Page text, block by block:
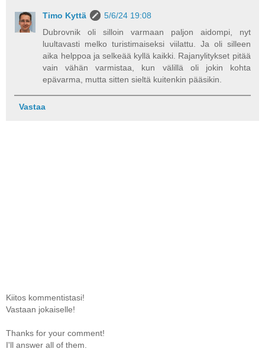
Timo Kyttä
5/6/24 19:08
Dubrovnik oli silloin varmaan paljon aidompi, nyt
luultavasti melko turistimaiseksi viilattu. Ja oli silleen
aika helppoa ja selkeää kyllä kaikki. Rajanylitykset pitää
vain vähän varmistaa, kun välillä oli jokin kohta
epävarma, mutta sitten sieltä kuitenkin pääsikin.
Vastaa
Kiitos kommentistasi!
Vastaan jokaiselle!
Thanks for your comment!
I'll answer all of them.